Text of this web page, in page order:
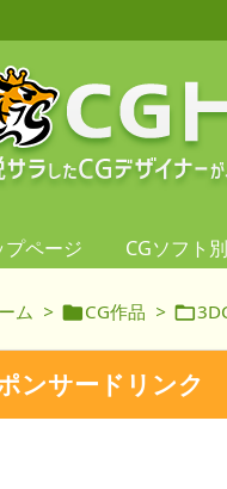
プページ CGソフト別
ム > CG作品 > 
ンサードリンク